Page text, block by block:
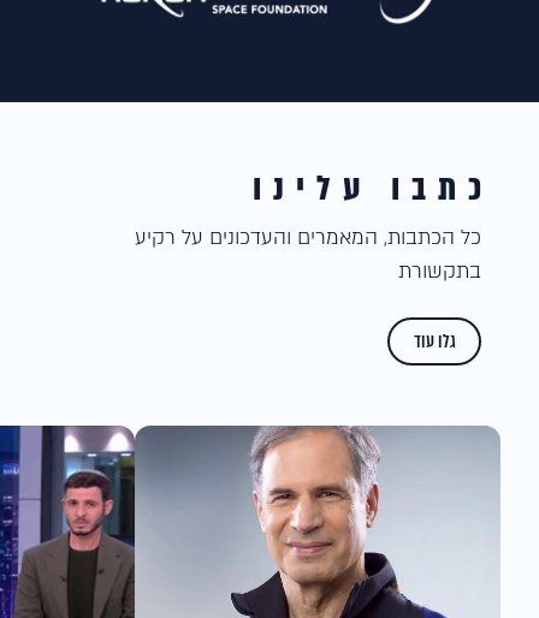
כתבו עלינו
כל הכתבות, המאמרים והעדכונים על רקיע
בתקשורת
גלו עוד